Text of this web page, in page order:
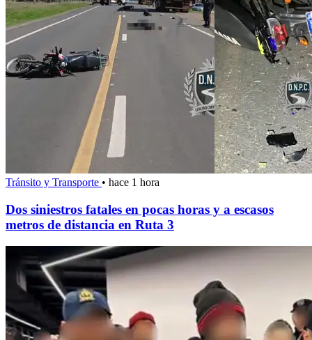
Tránsito y Transporte • hace 1 hora
Dos siniestros fatales en pocas horas y a escasos
metros de distancia en Ruta 3